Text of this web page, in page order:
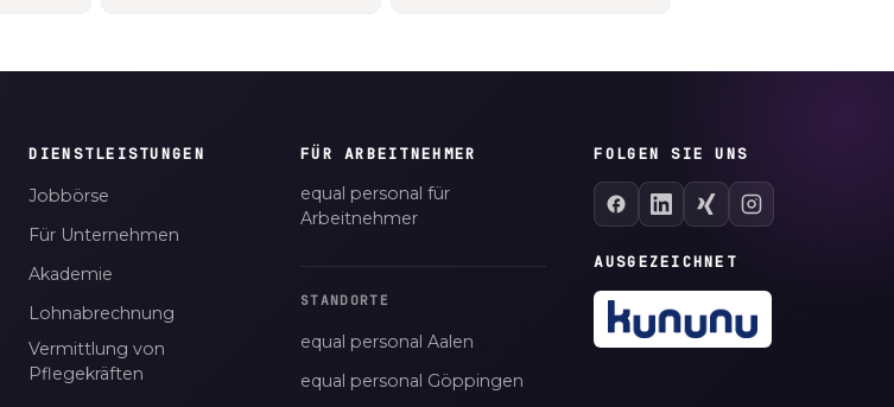
DIENSTLEISTUNGEN
Jobbörse
Für Unternehmen
Akademie
Lohnabrechnung
Vermittlung von
Pflegekräften
FÜR ARBEITNEHMER
equal personal für
Arbeitnehmer
STANDORTE
equal personal Aalen
equal personal Göppingen
FOLGEN SIE UNS
AUSGEZEICHNET